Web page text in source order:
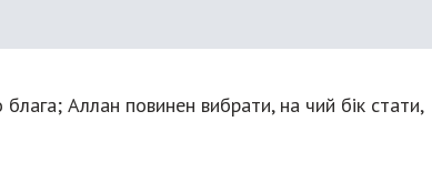
Аллан повинен вибрати, на чий бік стати,